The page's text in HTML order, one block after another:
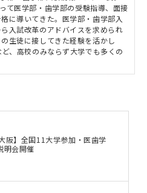
て医学部・歯学部の受験指導、面接
に導いてきた。医学部・歯学部入
入試改革のアドバイスを求められ
生徒に接してきた経験を活かし
、高校のみならず大学でも多くの
阪】全国11大学参加・医歯学
明会開催